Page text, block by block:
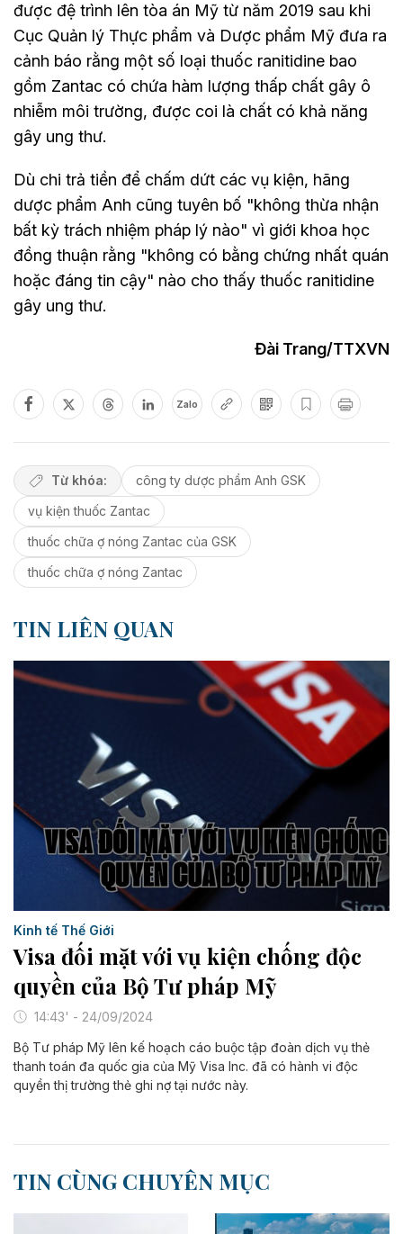
được đệ trình lên tòa án Mỹ từ năm 2019 sau khi
Cục Quản lý Thực phẩm và Dược phẩm Mỹ đưa ra
cảnh báo rằng một số loại thuốc ranitidine bao
gồm Zantac có chứa hàm lượng thấp chất gây ô
nhiễm môi trường, được coi là chất có khả năng
gây ung thư.
Dù chi trả tiền để chấm dứt các vụ kiện, hãng
dược phẩm Anh cũng tuyên bố "không thừa nhận
bất kỳ trách nhiệm pháp lý nào" vì giới khoa học
đồng thuận rằng "không có bằng chứng nhất quán
hoặc đáng tin cậy" nào cho thấy thuốc ranitidine
gây ung thư.
Đài Trang/TTXVN
Zalo
Từ khóa:
công ty dược phẩm Anh GSK
vụ kiện thuốc Zantac
thuốc chữa ợ nóng Zantac của GSK
thuốc chữa ợ nóng Zantac
TIN LIÊN QUAN
Kinh tế Thế Giới
Visa đối mặt với vụ kiện chống độc
quyền của Bộ Tư pháp Mỹ
14:43' - 24/09/2024
Bộ Tư pháp Mỹ lên kế hoạch cáo buộc tập đoàn dịch vụ thẻ
thanh toán đa quốc gia của Mỹ Visa Inc. đã có hành vi độc
quyền thị trường thẻ ghi nợ tại nước này.
TIN CÙNG CHUYÊN MỤC